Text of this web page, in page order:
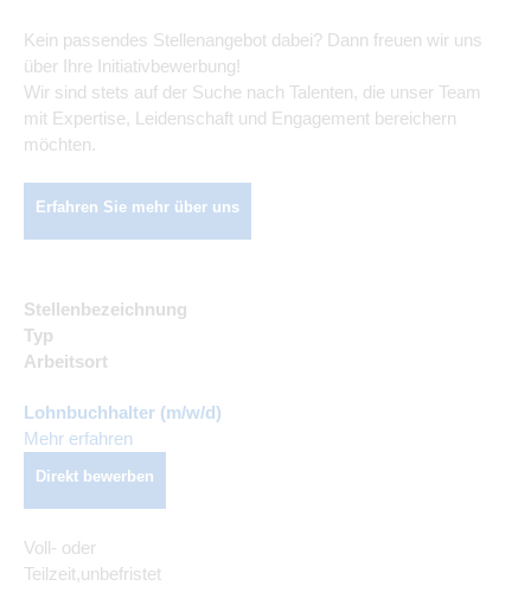
Kein passendes Stellenangebot dabei? Dann freuen wir uns
über Ihre Initiativbewerbung!
Wir sind stets auf der Suche nach Talenten, die unser Team
mit Expertise, Leidenschaft und Engagement bereichern
möchten.
Erfahren Sie mehr über uns
Stellenbezeichnung
Typ
Arbeitsort
Lohnbuchhalter (m/w/d)
Mehr erfahren
Direkt bewerben
Voll- oder
Teilzeit,unbefristet